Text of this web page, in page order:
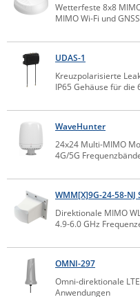
Kerlink
KVM TEC
Legrand
Milesight
Moxa
Panorama Antennas
PatchSee
Poynting
Raritan
Wetterfeste 8x8
MIMO Wi-Fi und GNSS
UDAS-1
Kreuzpolarisierte
IP65 Gehäuse für die
WaveHunter
24x24 Multi-MIMO
4G/5G
WMM[X]9G-24-58-NJ
Direktionale MIMO
4.9-6.0 GHz
OMNI-297
Omni-direktionale
Anwendungen